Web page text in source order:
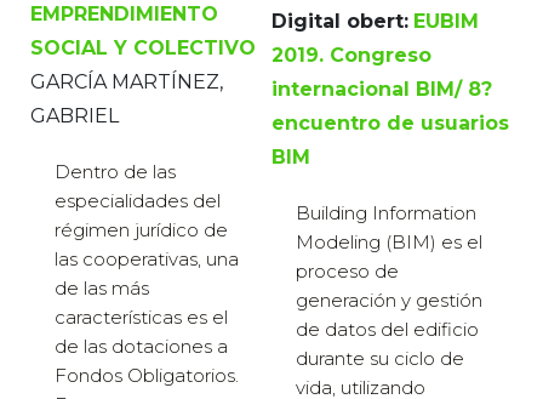
EMPRENDIMIENTO
SOCIAL Y COLECTIVO
GARCÍA MARTÍNEZ,
GABRIEL
Dentro de las
especialidades del
régimen jurídico de
las cooperativas, una
de las más
características es el
de las dotaciones a
Fondos Obligatorios.
Digital obert: EUBIM
2019. Congreso
internacional BIM/ 8?
encuentro de usuarios
BIM
Building Information
Modeling (BIM) es el
proceso de
generación y gestión
de datos del edificio
durante su ciclo de
vida, utilizando